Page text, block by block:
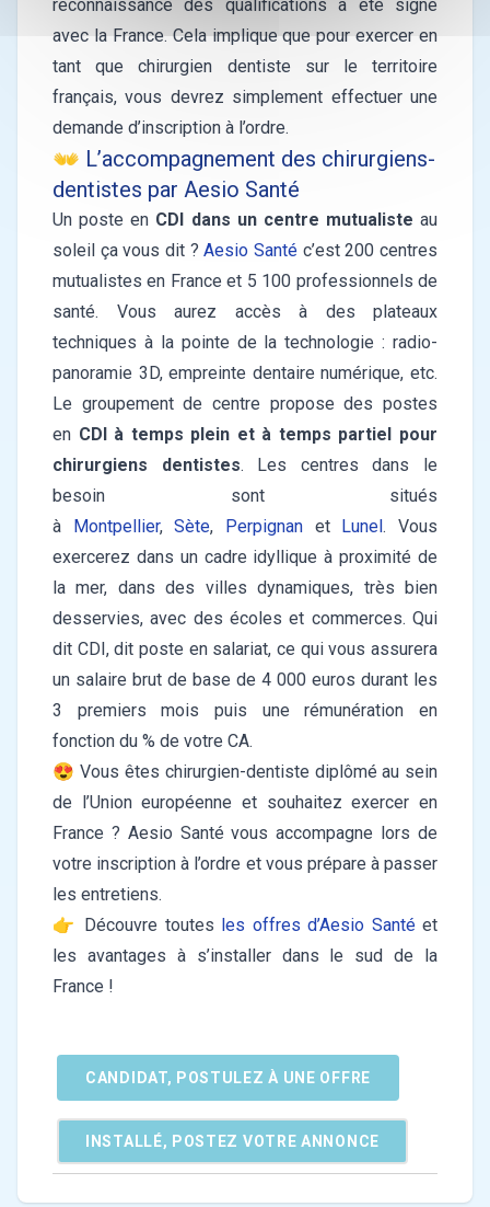
reconnaissance des qualifications a été signé
avec la France. Cela implique que pour exercer en
tant que chirurgien dentiste sur le territoire
français, vous devrez simplement effectuer une
demande d’inscription à l’ordre.
👐 L’accompagnement des chirurgiens-
dentistes par Aesio Santé
Un poste en CDI dans un centre mutualiste au
soleil ça vous dit ?Aesio Santé c’est 200 centres
mutualistes en France et 5 100 professionnels de
santé. Vous aurez accès à des plateaux
techniques à la pointe de la technologie : radio-
panoramie 3D, empreinte dentaire numérique, etc.
Le groupement de centre propose des postes
en CDI à temps plein et à temps partiel pour
chirurgiens dentistes. Les centres dans le
besoin sont situés
à Montpellier,Sète, Perpignan et Lunel. Vous
exercerez dans un cadre idyllique à proximité de
la mer, dans des villes dynamiques, très bien
desservies, avec des écoles et commerces. Qui
dit CDI, dit poste en salariat, ce qui vous assurera
un salaire brut de base de 4 000 euros durant les
3 premiers mois puis une rémunération en
fonction du % de votre CA.
😍 Vous êtes chirurgien-dentiste diplômé au sein
de l’Union européenne et souhaitez exercer en
France ? Aesio Santé vous accompagne lors de
votre inscription à l’ordre et vous prépare à passer
les entretiens.
👉 Découvre toutes les offres d’Aesio Santéet
les avantages à s’installer dans le sud de la
France !
CANDIDAT, POSTULEZ À UNE OFFRE
INSTALLÉ, POSTEZ VOTRE ANNONCE